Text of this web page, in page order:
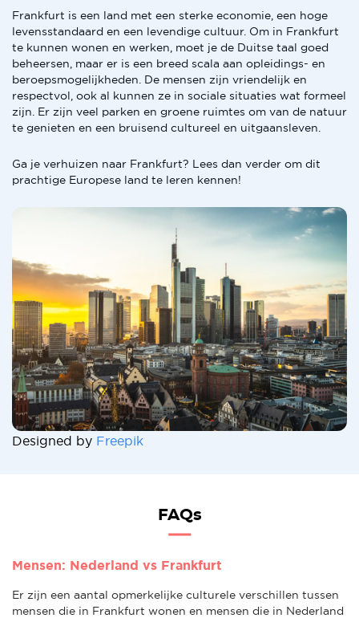
Frankfurt is een land met een sterke economie, een hoge
levensstandaard en een levendige cultuur. Om in Frankfurt
te kunnen wonen en werken, moet je de Duitse taal goed
beheersen, maar er is een breed scala aan opleidings- en
beroepsmogelijkheden. De mensen zijn vriendelijk en
respectvol, ook al kunnen ze in sociale situaties wat formeel
zijn. Er zijn veel parken en groene ruimtes om van de natuur
te genieten en een bruisend cultureel en uitgaansleven.
Ga je verhuizen naar Frankfurt? Lees dan verder om dit
prachtige Europese land te leren kennen!
Designed by Freepik
FAQs
Mensen: Nederland vs Frankfurt
Er zijn een aantal opmerkelijke culturele verschillen tussen
mensen die in Frankfurt wonen en mensen die in Nederland